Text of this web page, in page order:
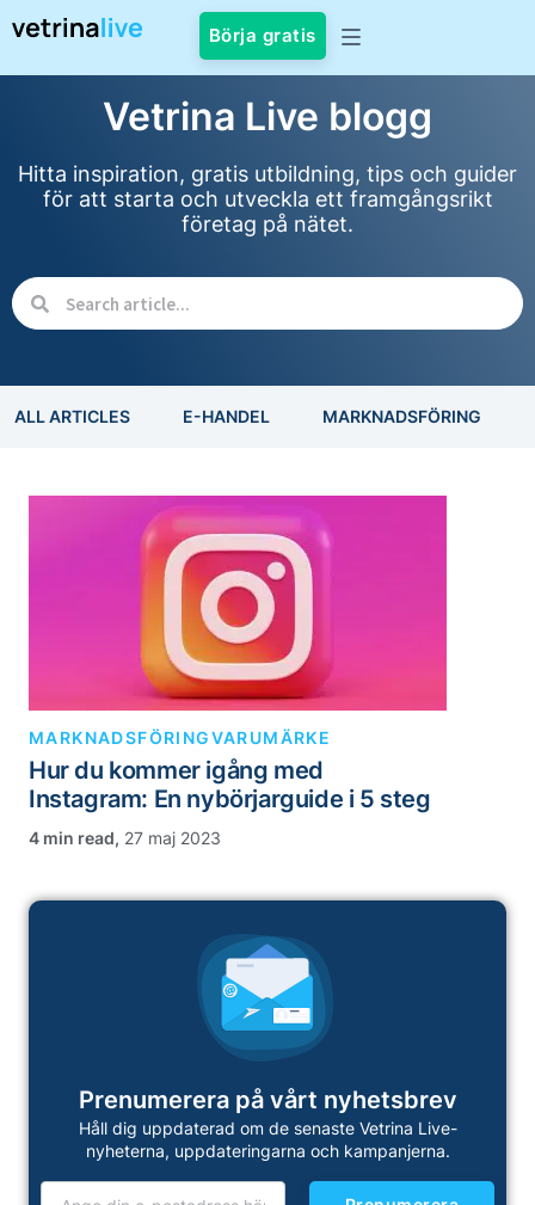
Börja gratis
Vetrina Live blogg
Hitta inspiration, gratis utbildning, tips och guider
för att starta och utveckla ett framgångsrikt
företag på nätet.
ALL ARTICLES E-HANDEL MARKNADSFÖRING
MARKNADSFÖRINGVARUMÄRKE
Hur du kommer igång med
Instagram: En nybörjarguide i 5 steg
, 27 maj 2023
Prenumerera på vårt nyhetsbrev
Håll dig uppdaterad om de senaste Vetrina Live-
nyheterna, uppdateringarna och kampanjerna.